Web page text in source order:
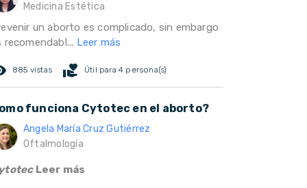
Medicina Estética
un aborto es complicado, sin embargo
recomendabl... Leer más
885 vistas volunteer_activism Útil para 4 persona(s)
funciona Cytotec en el aborto?
Angela María Cruz Gutiérrez
Oftalmología
Leer más